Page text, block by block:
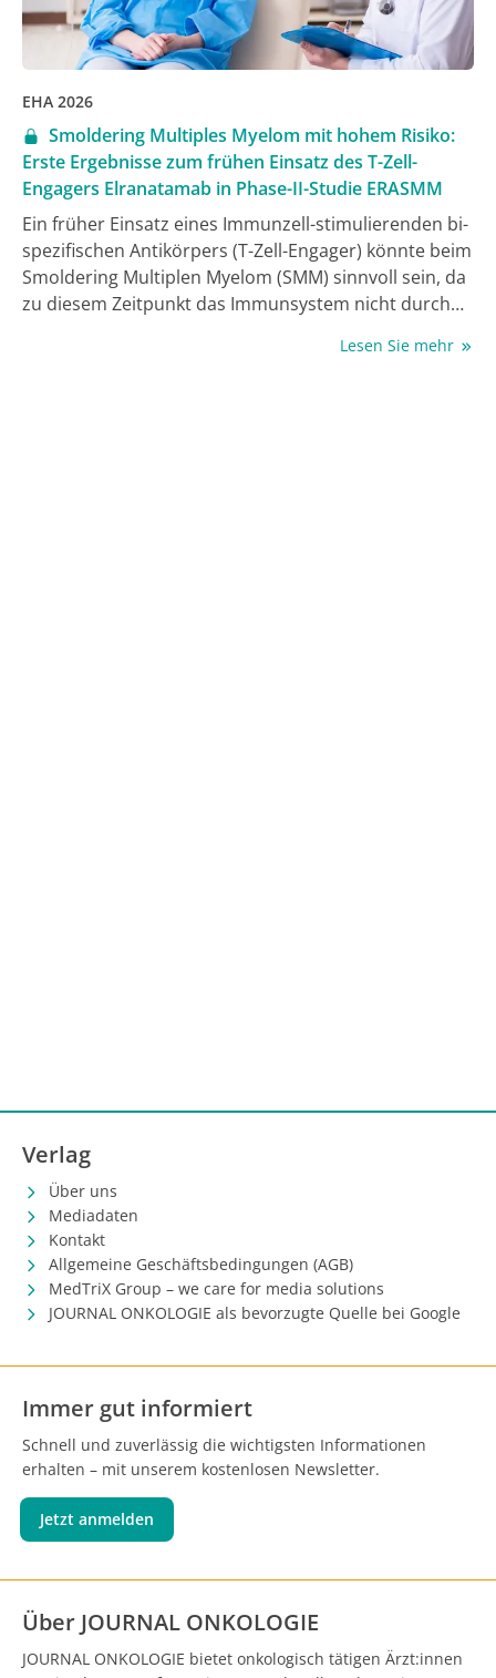
EHA 2026
Smoldering Multiples Myelom mit hohem Risiko:
Erste Ergebnisse zum frühen Einsatz des T-Zell-
Engagers Elranatamab in Phase-II-Studie ERASMM
Ein früher Einsatz eines Immunzell-stimulierenden bi-
spezifischen Antikörpers (T-Zell-Engager) könnte beim
Smoldering Multiplen Myelom (SMM) sinnvoll sein, da
zu diesem Zeitpunkt das Immunsystem nicht durch
Phase-II-Studie ERASMM wurde der T-Zell-Engager
Lesen Sie mehr
Verlag
Über uns
Mediadaten
Kontakt
Allgemeine Geschäftsbedingungen (AGB)
MedTriX Group – we care for media solutions
JOURNAL ONKOLOGIE als bevorzugte Quelle bei Google
Immer gut informiert
Schnell und zuverlässig die wichtigsten Informationen
erhalten – mit unserem kostenlosen Newsletter.
Jetzt anmelden
Über JOURNAL ONKOLOGIE
JOURNAL ONKOLOGIE bietet onkologisch tätigen Ärzt:innen